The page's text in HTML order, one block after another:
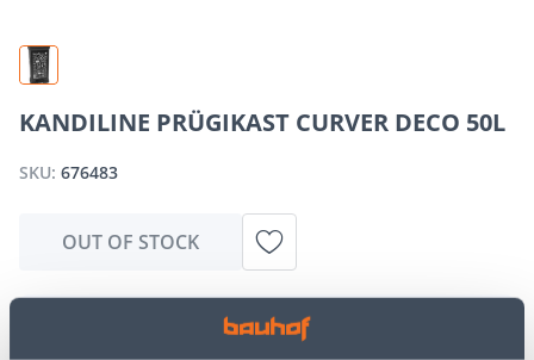
KANDILINE PRÜGIKAST CURVER DECO 50L
SKU: 676483
OUT OF STOCK
We apologize, but we inform you that the desired